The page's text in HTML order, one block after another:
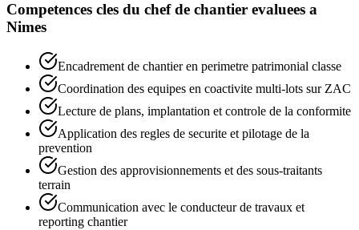
Competences cles du chef de chantier evaluees a
Nimes
Encadrement de chantier en perimetre patrimonial classe
Coordination des equipes en coactivite multi-lots sur ZAC
Lecture de plans, implantation et controle de la conformite
Application des regles de securite et pilotage de la
prevention
Gestion des approvisionnements et des sous-traitants
terrain
Communication avec le conducteur de travaux et
reporting chantier